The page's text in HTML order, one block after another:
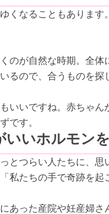
くなることもありま
のが自然な時期。全
るので、合うものを探
いいですね。赤ちゃ
です。
いいホルモン
とつらい人たちに、
私たちの手で奇跡を起
あった産院や妊産婦